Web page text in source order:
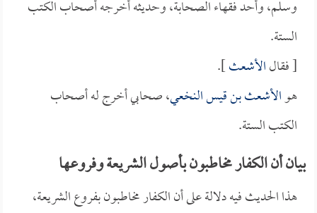
وسلم، وأحد فقهاء الصحابة، وحديثه أخرجه أصحاب الكتب
الستة.
[ فقالالأشعث].
هوالأشعث بن قيس النخعي، صحابي أخرج له أصحاب
الكتب الستة.
بيان أن الكفار مخاطبون بأصول الشريعة وفروعها
هذا الحديث فيه دلالة على أن الكفار مخاطبون بفروع الشريعة،